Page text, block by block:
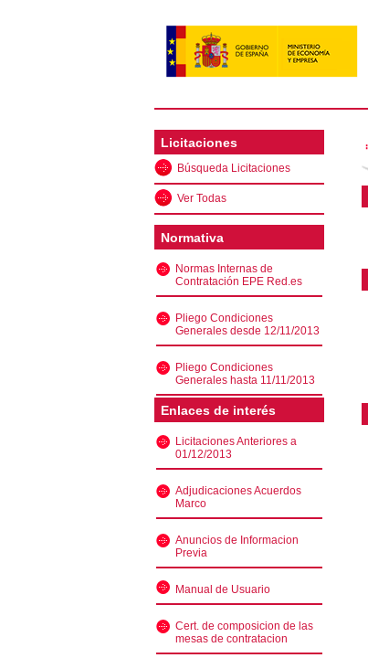
Licitaciones
Búsqueda Licitaciones
Ver Todas
Normativa
Normas Internas de
Contratación EPE Red.es
Pliego Condiciones
Generales desde 12/11/2013
Pliego Condiciones
Generales hasta 11/11/2013
Enlaces de interés
Licitaciones Anteriores a
01/12/2013
Adjudicaciones Acuerdos
Marco
Anuncios de Informacion
Previa
Manual de Usuario
Cert. de composicion de las
mesas de contratacion